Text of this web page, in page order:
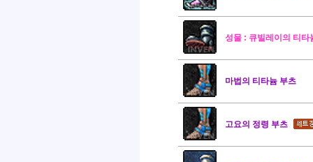
성물 : 큐빌레이의 티타
마법의 티타늄 부츠
고요의 정령 부츠